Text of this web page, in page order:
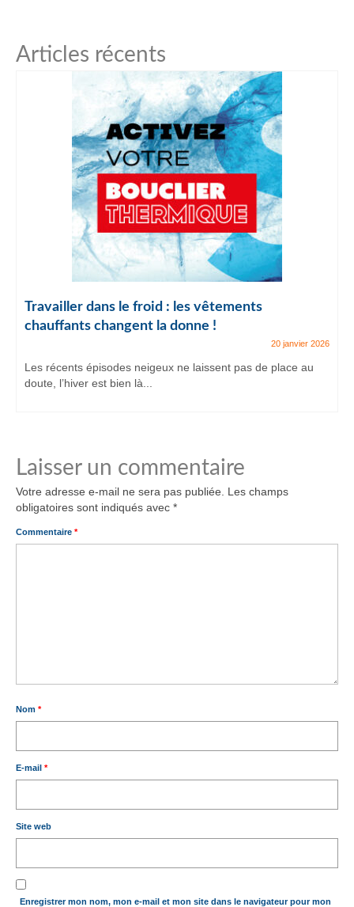
Articles récents
Travailler dans le froid : les vêtements
chauffants changent la donne !
20 janvier 2026
Les récents épisodes neigeux ne laissent pas de place au
doute, l’hiver est bien là...
Laisser un commentaire
Votre adresse e-mail ne sera pas publiée.
Les champs
obligatoires sont indiqués avec *
Commentaire *
Nom *
E-mail *
Site web
Enregistrer mon nom, mon e-mail et mon site dans le navigateur pour mon